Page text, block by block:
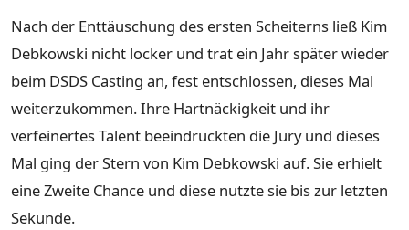
Nach der Enttäuschung des ersten Scheiterns ließ Kim
Debkowski nicht locker und trat ein Jahr später wieder
beim DSDS Casting an, fest entschlossen, dieses Mal
weiterzukommen. Ihre Hartnäckigkeit und ihr
verfeinertes Talent beeindruckten die Jury und dieses
Mal ging der Stern von Kim Debkowski auf. Sie erhielt
eine Zweite Chance und diese nutzte sie bis zur letzten
Sekunde.